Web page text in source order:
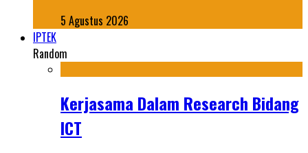
5 Agustus 2026
IPTEK
Random
Kerjasama Dalam Research Bidang
ICT